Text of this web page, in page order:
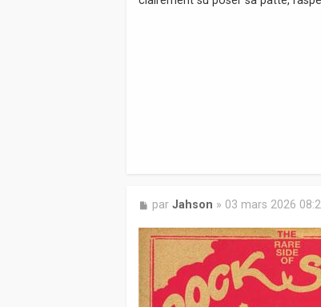
a
M
s
s
a
e
parJahson » 03 mars 2026